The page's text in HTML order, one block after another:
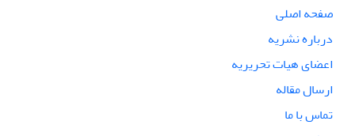
صفحه اصلی
درباره نشریه
اعضای هیات تحریریه
ارسال مقاله
تماس با ما